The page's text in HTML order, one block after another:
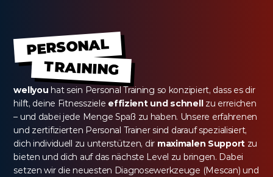
PERSONAL
TRAINING
wellyou hat sein Personal Training so konzipiert, dass es dir
hilft, deine Fitnessziele effizient und schnell zu erreichen
– und dabei jede Menge Spaß zu haben. Unsere erfahrenen
und zertifizierten Personal Trainer sind darauf spezialisiert,
dich individuell zu unterstützen, dir maximalen Support zu
bieten und dich auf das nächste Level zu bringen. Dabei
setzen wir die neuesten Diagnosewerkzeuge (Mescan) und